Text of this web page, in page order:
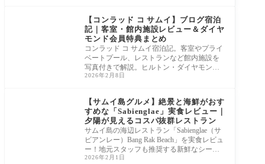
【コンラッド コ サムイ】ブログ宿泊
記｜客室・館内施設レビュー＆ダイヤ
モンド会員特典まとめ
コンラッド コ サムイ宿泊記。客室やプライ
ベートプール、レストランなど館内施設を
写真付きで解説。ヒルトン・ダイヤモンド
会員特典の実体験も紹介します。
2026年2月8日
【サムイ島グルメ】絶景と海鮮がおす
すめな「Sabienglae」実食レビュー｜
夕陽が見えるコスパ抜群レストラン
サムイ島の海辺レストラン「Sabienglae（サ
ビアンレー）Bang Rak Beach」を実食レビュ
ー！地元スタッフも推奨する新鮮なシーフ
ード料理、お会計の目安、ケープファーン
2026年2月1日